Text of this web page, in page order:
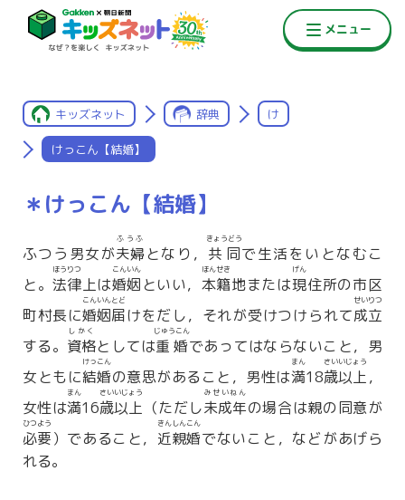
キッズネット 辞典 け
けっこん【結婚】
＊けっこん【結婚】
ふつう男女が夫婦
ふうふ
となり， 共同
きょうどう
で生活をいとなむこ
と。 法律
ほうりつ
上は婚姻
こんいん
といい， 本籍
ほんせき
地または現
げん
住所の市区
町村長に婚姻届
こんいんとど
けをだし，それが受けつけられて成立
せいりつ
する。 資格
しかく
としては重婚
じゅうこん
であってはならないこと，男
女ともに結婚
けっこん
の意思があること，男性は満
まん
18歳以上
さいいじょう
，
女性は満
まん
16歳以上
さいいじょう
（ただし未成年
みせいねん
の場合は親の同意が
必要
ひつよう
）であること， 近親婚
きんしんこん
でないこと，などがあげら
れる。